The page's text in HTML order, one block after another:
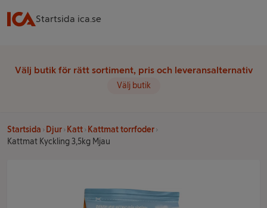
Startsida ica.se
Välj butik för rätt sortiment, pris och leveransalternativ
Välj butik
Startsida Djur Katt
Kattmat torrfoder
Kattmat Kyckling 3,5kg Mjau